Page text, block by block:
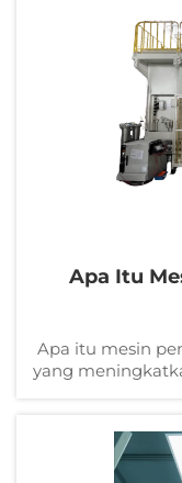
Apa Itu
Apa itu mesin
yang